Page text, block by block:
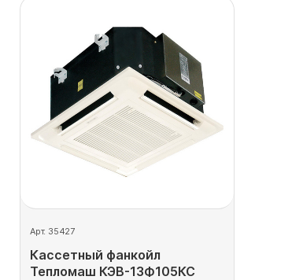
Арт. 35427
Кассетный фанкойл
Тепломаш КЭВ-13Ф105КС